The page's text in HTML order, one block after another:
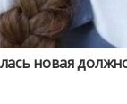
новая